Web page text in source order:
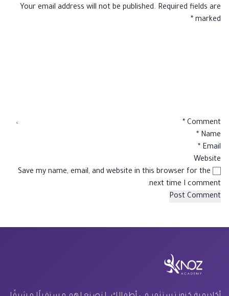
Your email address will not be published. Required fields are
marked
*
Comment
*
Name
*
Email
*
Website
Save my name, email, and website in this browser for the
next time I comment.